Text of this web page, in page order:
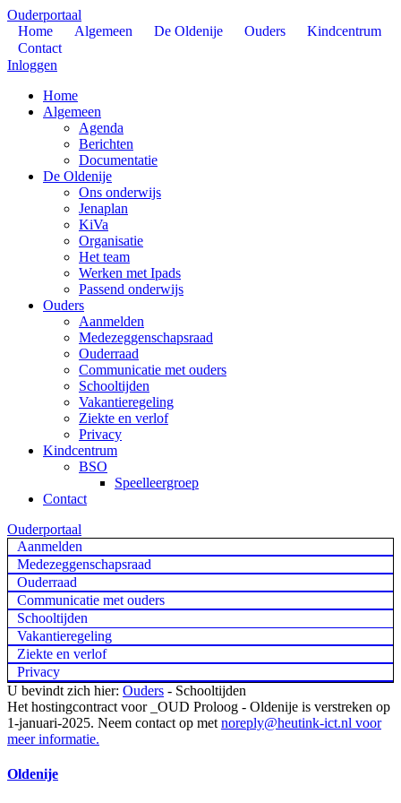
Ouderportaal
Home
Algemeen De Oldenije Ouders
Kindcentrum
Contact
Inloggen
Home
Algemeen
Agenda
Berichten
Documentatie
De Oldenije
Ons onderwijs
Jenaplan
KiVa
Organisatie
Het team
Werken met Ipads
Passend onderwijs
Ouders
Aanmelden
Medezeggenschapsraad
Ouderraad
Communicatie met ouders
Schooltijden
Vakantieregeling
Ziekte en verlof
Privacy
Kindcentrum
BSO
Speelleergroep
Contact
Ouderportaal
Aanmelden
Medezeggenschapsraad
Ouderraad
Communicatie met ouders
Schooltijden
Vakantieregeling
Ziekte en verlof
Privacy
U bevindt zich hier: Ouders - Schooltijden
Het hostingcontract voor _OUD Proloog - Oldenije is verstreken op
1-januari-2025. Neem contact op met noreply@heutink-ict.nl voor
meer informatie.
Oldenije